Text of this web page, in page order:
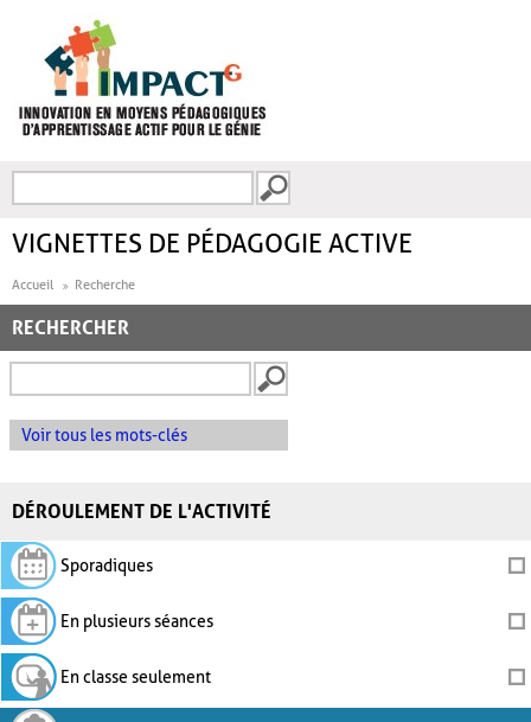
FORMULAIRE DE
VIGNETTES DE PÉDAGOGIE ACTIVE
Accueil Recherche
RECHERCHER
Voir tous les mots-clés
DÉROULEMENT DE L'ACTIVITÉ
Sporadiques
En plusieurs séances
En classe seulement